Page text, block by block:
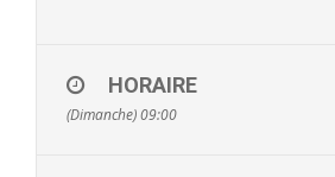
- - Centres de loisirs
HORAIRE
(Dimanche) 09:00